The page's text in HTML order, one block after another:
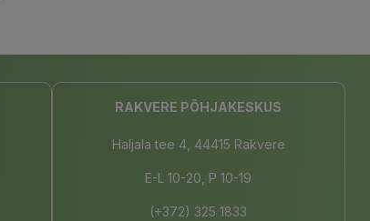
RAKVERE PÕHJAKESKUS
Haljala tee 4, 44415 Rakvere
E-L 10-20, P 10-19
(+372) 325 1833